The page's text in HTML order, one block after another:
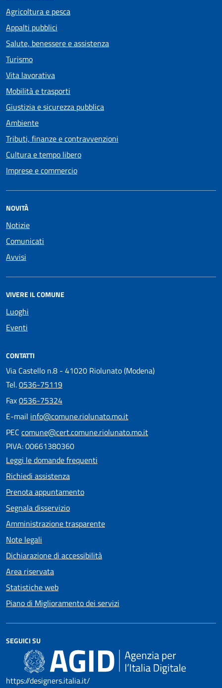
Agricoltura e pesca
Appalti pubblici
Salute, benessere e assistenza
Turismo
Vita lavorativa
Mobilità e trasporti
Giustizia e sicurezza pubblica
Ambiente
Tributi, finanze e contravvenzioni
Cultura e tempo libero
Imprese e commercio
NOVITÀ
Notizie
Comunicati
Avvisi
VIVERE IL COMUNE
Luoghi
Eventi
CONTATTI
Via Castello n.8 - 41020 Riolunato (Modena)
Tel.0536-75119
Fax0536-75324
E-mail info@comune.riolunato.mo.it
PEC comune@cert.comune.riolunato.mo.it
PIVA: 00661380360
Leggi le domande frequenti
Richiedi assistenza
Prenota appuntamento
Segnala disservizio
Amministrazione trasparente
Note legali
Dichiarazione di accessibilità
Area riservata
Statistiche web
Piano di Miglioramento dei servizi
SEGUICI SU
https://designers.italia.it/